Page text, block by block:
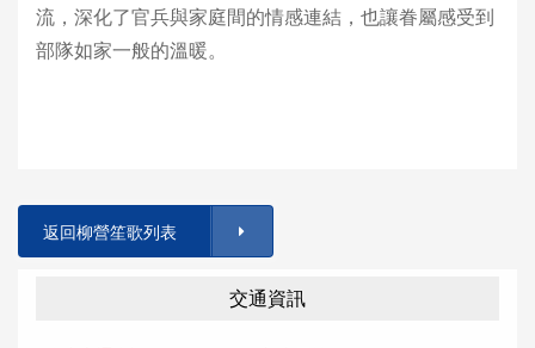
流，深化了官兵與家庭間的情感連結，也讓眷屬感受到
部隊如家一般的溫暖。
返回柳營笙歌列表
交通資訊